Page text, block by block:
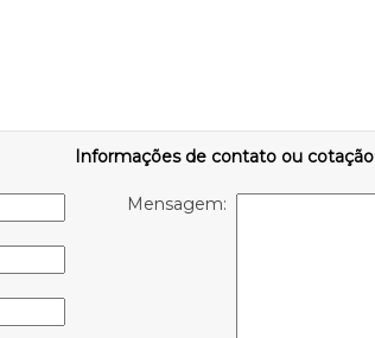
Informações de contato ou cotação
Mensagem: